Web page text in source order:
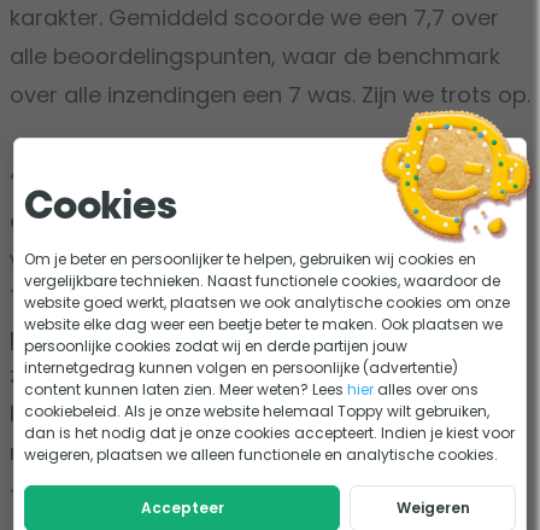
karakter. Gemiddeld scoorde we een 7,7 over
alle beoordelingspunten, waar de benchmark
over alle inzendingen een 7 was. Zijn we trots op.
“Goed assortiment, goede productinformatie
en snelle leveringen, tot zover een goede online
webwinkel, maar daarbovenop presenteert
Toppy zich met humor: in het aanbieden van de
producten, de afhandeling van bestellingen, ja
zelfs tot en met de verpakking waarin het
bestelde bij je thuis wordt gebracht. Daarom
met recht een winnaar onder de webwinkels…”
- Jury Shopping Awards
Cookies
Om je beter en persoonlijker te helpen, gebruiken wij cookies en
vergelijkbare technieken. Naast functionele cookies, waardoor de
website goed werkt, plaatsen we ook analytische cookies om onze
website elke dag weer een beetje beter te maken. Ook plaatsen we
persoonlijke cookies zodat wij en derde partijen jouw
internetgedrag kunnen volgen en persoonlijke (advertentie)
content kunnen laten zien. Meer weten? Leeshier alles over ons
cookiebeleid. Als je onze website helemaal Toppy wilt gebruiken,
dan is het nodig dat je onze cookies accepteert. Indien je kiest voor
weigeren, plaatsen we alleen functionele en analytische cookies.
Accepteer Weigeren